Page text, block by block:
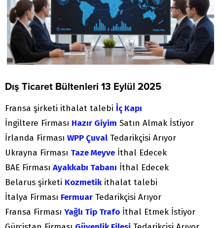
Dış Ticaret Bültenleri 13 Eylül 2025
Fransa şirketi ithalat talebi İç Kapı
İngiltere Firması Hazır Giyim Satın Almak İstiyor
İrlanda Firması WPP Çuval Tedarikçisi Arıyor
Ukrayna Firması Taze Meyve İthal Edecek
BAE Firması Ayakkabı Tabanı İthal Edecek
Belarus şirketi Kozmetikithalat talebi
İtalya Firması Fermuar Tedarikçisi Arıyor
Fransa Firması Yağlı Tip Trafo İthal Etmek İstiyor